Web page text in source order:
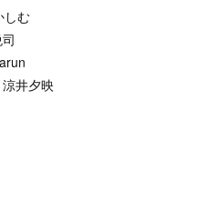
しむ
井夕映